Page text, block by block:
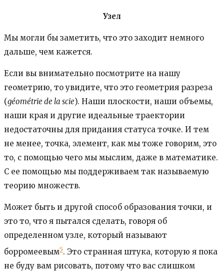
Узел
Мы могли бы заметить, что это заходит немного
дальше, чем кажется.
Если вы внимательно посмотрите на нашу
геометрию, то увидите, что это геометрия разреза
(géométrie de la scie). Наши плоскости, наши объемы,
наши края и другие идеальные траектории
недостаточны для придания статуса точке. И тем
не менее, точка, элемент, как мы тоже говорим, это
то, с помощью чего мы мыслим, даже в математике.
С ее помощью мы поддерживаем так называемую
теорию множеств.
Может быть и другой способ образования точки, и
это то, что я пытался сделать, говоря об
определенном узле, который называют
борромеевым5. Это странная штука, которую я пока
не буду вам рисовать, потому что вас слишком